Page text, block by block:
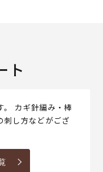
ト
。 カギ針編み・棒
刺し方などがござ